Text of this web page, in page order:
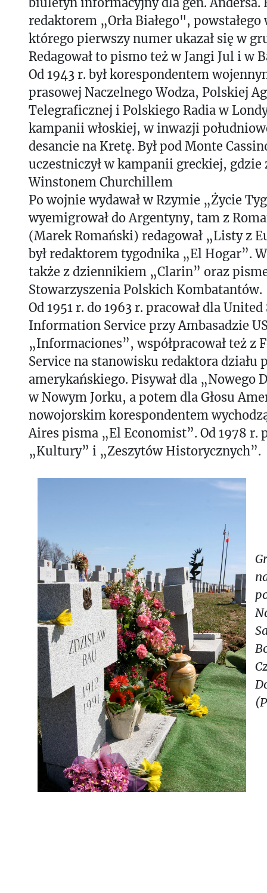
redaktorem „Orła Białego", powstałego
którego pierwszy numer ukazał się w
Redagował to pismo też w Jangi Jul i w
Od 1943 r. był korespondentem
prasowej Naczelnego Wodza, Polskiej
Telegraficznej i Polskiego Radia w
kampanii włoskiej, w inwazji
desancie na Kretę. Był pod Monte
uczestniczył w kampanii greckiej, gdzie
Winstonem Churchillem
Po wojnie wydawał w Rzymie „Życie
wyemigrował do Argentyny, tam z
(Marek Romański) redagował „Listy z
był redaktorem tygodnika „El Hogar”.
także z dziennikiem „Clarin” oraz
Stowarzyszenia Polskich Kombatantów.
Od 1951 r. do 1963 r. pracował dla United
Information Service przy Ambasadzie
„Informaciones”, współpracował też z
Service na stanowisku redaktora działu
amerykańskiego. Pisywał dla „Nowego
w Nowym Jorku, a potem dla Głosu
nowojorskim korespondentem
Aires pisma „El Economist”. Od 1978 r.
„Kultury” i „Zeszytów Historycznych”.